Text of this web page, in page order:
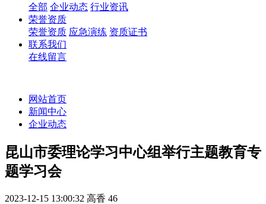
全部 企业动态 行业资讯
荣誉资质
荣誉资质 应急演练 资质证书
联系我们
在线留言
网站首页
新闻中心
企业动态
昆山市委理论学习中心组举行主题教育专
题学习会
2023-12-15 13:00:32 高香 46